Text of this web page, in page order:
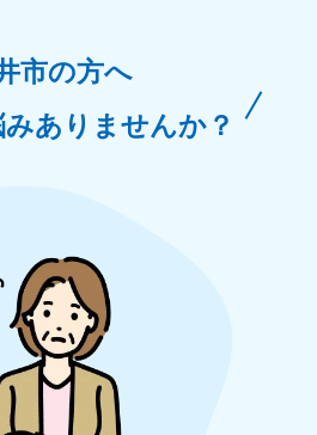
市の方へ
ありませんか？